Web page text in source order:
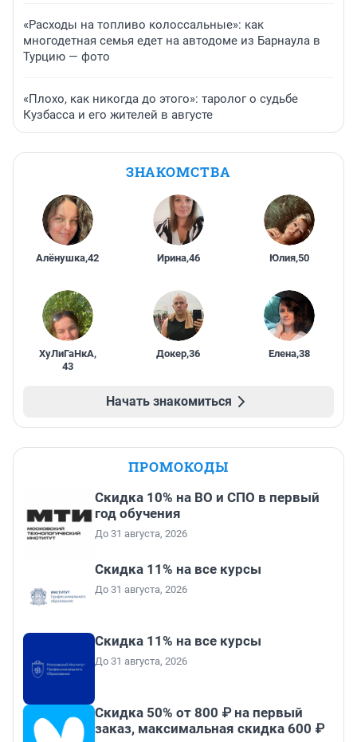
«Расходы на топливо колоссальные»: как
многодетная семья едет на автодоме из Барнаула в
Турцию — фото
«Плохо, как никогда до этого»: таролог о судьбе
Кузбасса и его жителей в августе
ЗНАКОМСТВА
Алёнушка,42 Ирина,46 Юлия,50
ХуЛиГаНкА,
43
Докер,36 Елена,38
Начать знакомиться
ПРОМОКОДЫ
Скидка 10% на ВО и СПО в первый
год обучения
До 31 августа, 2026
Скидка 11% на все курсы
До 31 августа, 2026
Скидка 11% на все курсы
До 31 августа, 2026
Скидка 50% от 800 ₽ на первый
заказ, максимальная скидка 600 ₽